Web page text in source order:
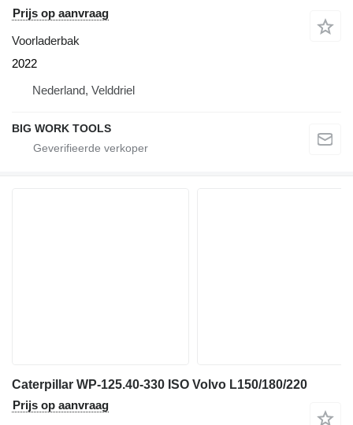
Prijs op aanvraag
Voorladerbak
2022
Nederland, Velddriel
BIG WORK TOOLS
Caterpillar WP-125.40-330 ISO Volvo L150/180/220
Prijs op aanvraag